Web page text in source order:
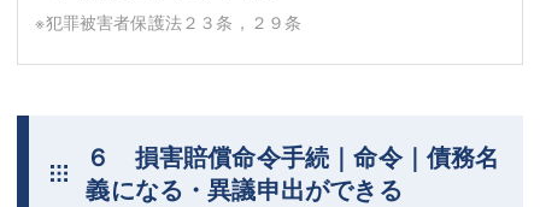
※犯罪被害者保護法２３条，２９条
６ 損害賠償命令手続｜命令｜債務名
義になる・異議申出ができる